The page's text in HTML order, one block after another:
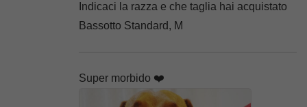
Indicaci la razza e che taglia hai acquistato
Bassotto Standard, M
Super morbido ❤️